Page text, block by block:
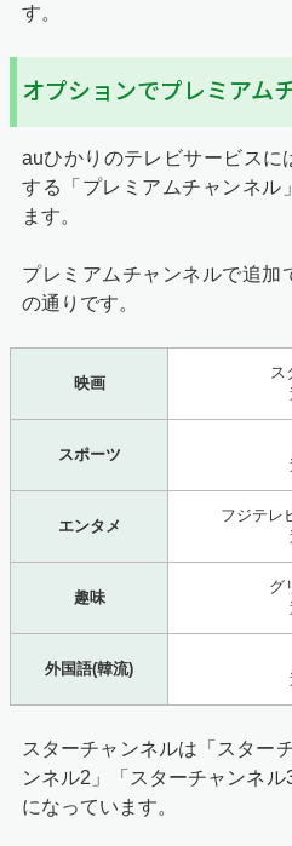
す。
オプションでプレミアム
auひかりのテレビサービスに
する「プレミアムチャンネル
ます。
プレミアムチャンネルで追加
の通りです。
映画
ス
スポーツ
エンタメ
フジテレ
趣味
グ
外国語(韓流)
スターチャンネルは「スター
ンネル2」「スターチャンネ
になっています。